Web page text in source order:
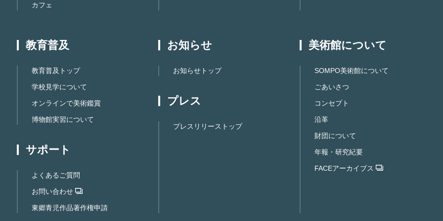
カフェ
教育普及
教育普及トップ
学校見学について
オンラインで美術鑑賞
博物館実習について
サポート
よくあるご質問
お問い合わせ
東郷⻘児作品著作権申請
お知らせ
お知らせトップ
プレス
プレスリリーストップ
美術館について
SOMPO美術館について
ごあいさつ
コンセプト
沿革
財団について
年報・研究紀要
FACEアーカイブス